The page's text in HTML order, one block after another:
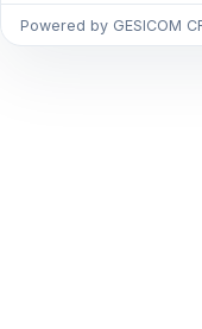
Powered by GESICOM